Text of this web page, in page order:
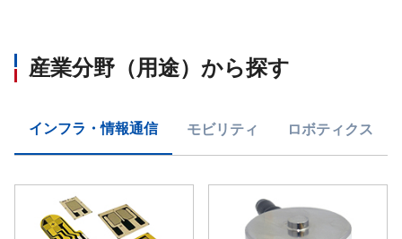
産業分野（用途）から探す
インフラ・情報通信 モビリティ ロボティクス